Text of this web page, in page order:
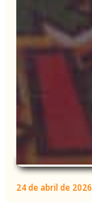
24 de abril de 2026